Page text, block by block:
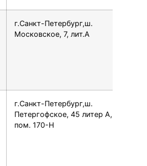
г.Санкт-Петербург,ш.
Московское, 7, лит.А
г.Санкт-Петербург,ш.
Петергофское, 45 литер А,
пом. 170-Н